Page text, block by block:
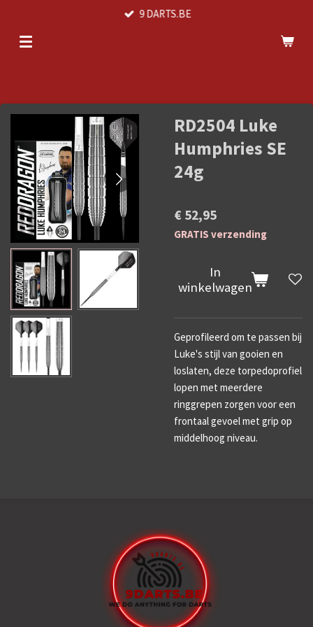
naar
9 DARTS.BE
RD2504 Luke
Humphries SE
24g
€ 52,95
GRATIS verzending
In
winkelwagen
Geprofileerd om te passen bij
Luke's stijl van gooien en
loslaten, deze torpedoprofiel
lopen met meerdere
ringgrepen zorgen voor een
frontaal gevoel met grip op
middelhoog niveau.